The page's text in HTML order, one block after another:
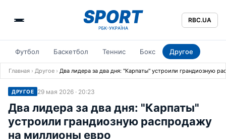
RBC.UA
Футбол Баскетбол Теннис Бокс Другое
Главная › Другое › Два лидера за два дня: "Карпаты" устроили грандиозную
ДРУГОЕ 29 мая 2026 · 20:23
Два лидера за два дня: "Карпаты"
устроили грандиозную распродажу
на миллионы евро